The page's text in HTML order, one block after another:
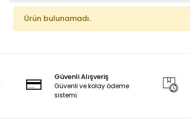
Ürün bulunamadı.
Güvenli Alışveriş
Güvenli ve kolay ödeme
sistemi